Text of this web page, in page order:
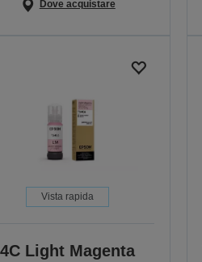
Dove acquistare
Vista rapida
Light Magenta